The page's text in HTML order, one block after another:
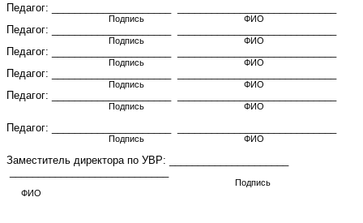
Педагог: _____________________ ____________________________
Подпись ФИО
Педагог: _____________________ ____________________________
Подпись ФИО
Педагог: _____________________ ____________________________
Подпись ФИО
Педагог: _____________________ ____________________________
Подпись ФИО
Педагог: _____________________ ____________________________
Подпись ФИО
Педагог: _____________________ ____________________________
Подпись ФИО
Заместитель директора по УВР: _____________________
Подпись
ФИО